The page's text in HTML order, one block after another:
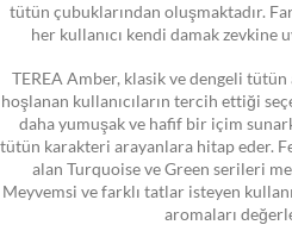
tütün çubuklarından oluşmaktadır.
her kullanıcı kendi damak
TEREA Amber, klasik ve dengeli
hoşlanan kullanıcıların tercih ettiği
daha yumuşak ve hafif bir içim
tütün karakteri arayanlara hitap eder.
alan Turquoise ve Green serileri
Meyvemsi ve farklı tatlar isteyen
aromaları